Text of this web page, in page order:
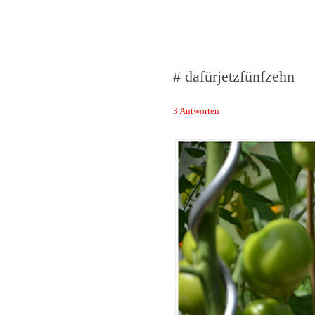
Das Neuste von
# dafürjetzfünfzehn
3 Antworten